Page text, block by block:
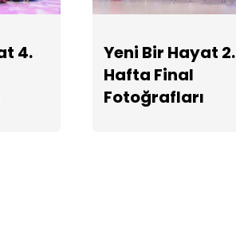
4.
Yeni Bir Hayat 2.
Hafta Final
Fotoğrafları